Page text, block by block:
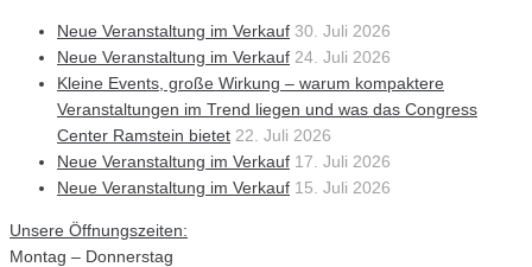
Neue Veranstaltung im Verkauf 30. Juli 2026
Neue Veranstaltung im Verkauf 24. Juli 2026
Kleine Events, große Wirkung – warum kompaktere
Veranstaltungen im Trend liegen und was das Congress
Center Ramstein bietet 22. Juli 2026
Neue Veranstaltung im Verkauf 17. Juli 2026
Neue Veranstaltung im Verkauf 15. Juli 2026
Unsere Öffnungszeiten:
Montag – Donnerstag